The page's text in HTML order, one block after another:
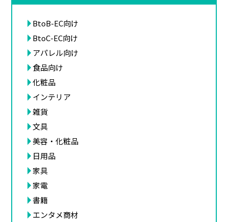
BtoB-EC向け
BtoC-EC向け
アパレル向け
食品向け
化粧品
インテリア
雑貨
文具
美容・化粧品
日用品
家具
家電
書籍
エンタメ商材